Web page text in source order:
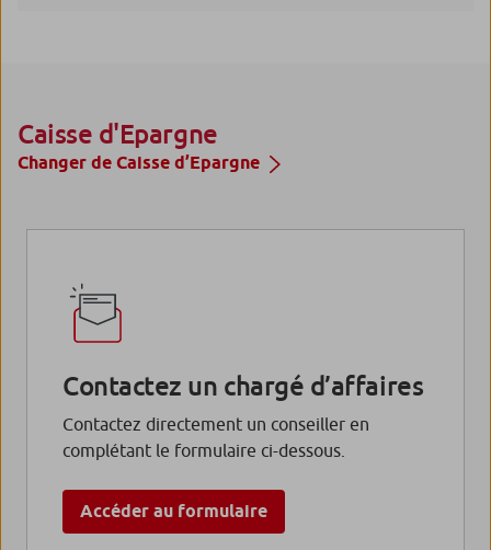
Caisse d'Epargne
Changer de Caisse d’Epargne
Contactez un chargé d’affaires
Contactez directement un conseiller en
complétant le formulaire ci-dessous.
Accéder au formulaire